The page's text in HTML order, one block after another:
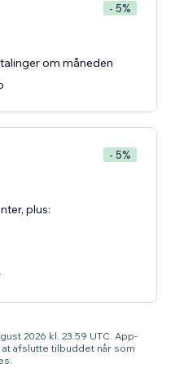
- 5%
om måneden
- 5%
plus:
2026 kl. 23.59 UTC. App-
afslutte tilbuddet når som